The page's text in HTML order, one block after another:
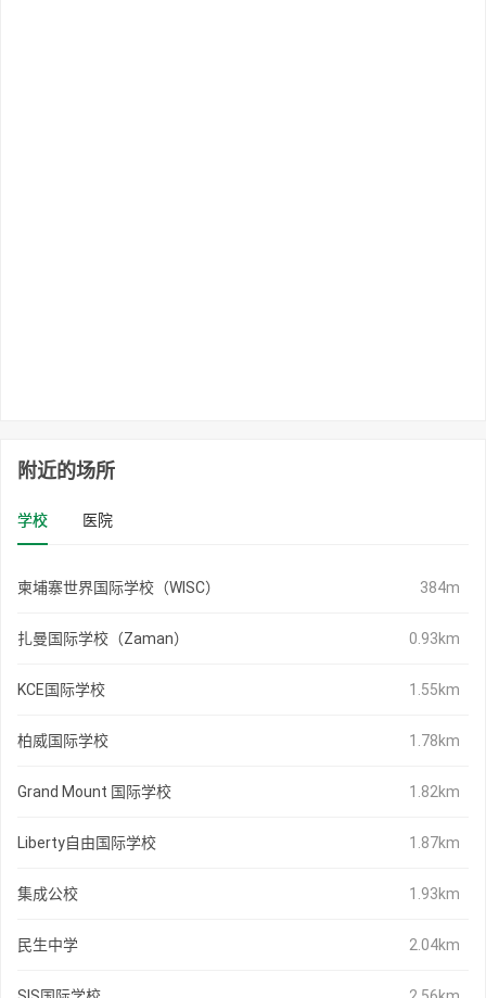
附近的场所
学校 医院
柬埔寨世界国际学校（WISC） 384m
扎曼国际学校（Zaman） 0.93km
KCE国际学校 1.55km
柏威国际学校 1.78km
Grand Mount 国际学校 1.82km
Liberty自由国际学校 1.87km
集成公校 1.93km
民生中学 2.04km